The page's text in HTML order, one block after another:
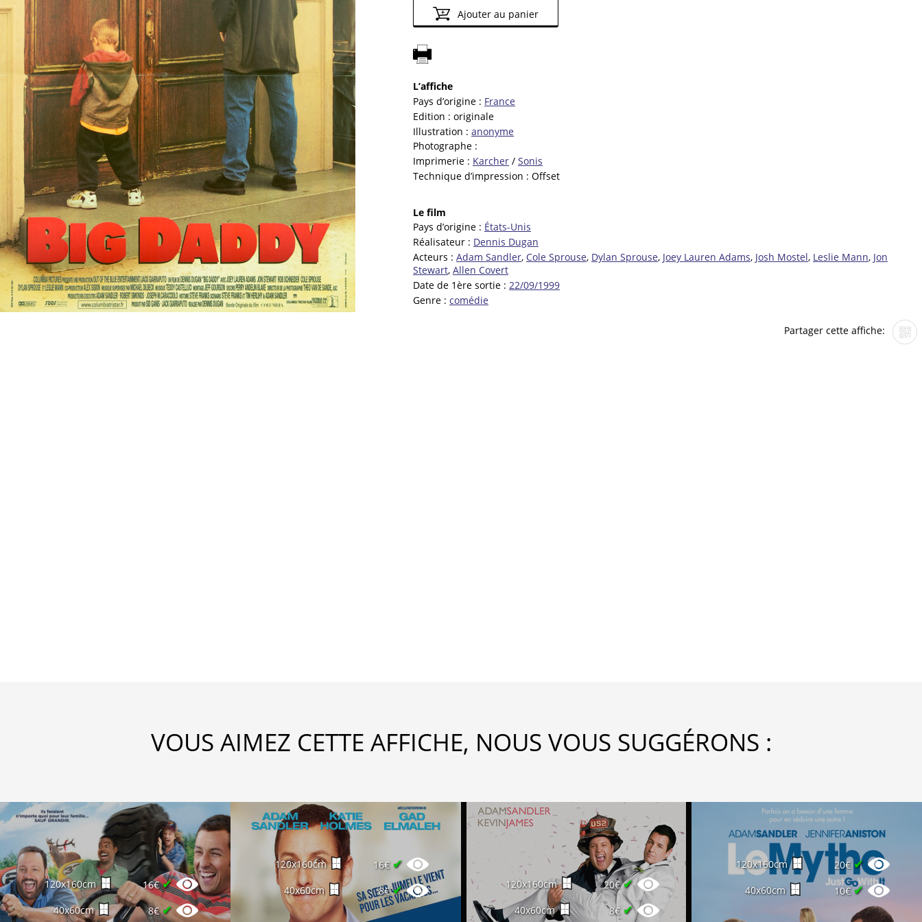
Ajouter au panier
L’affiche
Pays d’origine : France
Edition : originale
Illustration : anonyme
Photographe :
Imprimerie : Karcher / Sonis
Technique d’impression : Offset
Le film
Pays d’origine : États-Unis
Réalisateur : Dennis Dugan
Acteurs : Adam Sandler, Cole Sprouse, Dylan Sprouse, Joey Lauren Adams, Josh Mostel, Leslie Mann, Jon
Stewart, Allen Covert
Date de 1ère sortie : 22/09/1999
Genre : comédie
Partager cette affiche:
VOUS AIMEZ CETTE AFFICHE, NOUS VOUS SUGGÉRONS :
120x160cm 16€✔
40x60cm 8€✔
120x160cm 16€ ✔
40x60cm 8€✔ 120x160cm 20€✔
40x60cm 8€ ✔
120x160cm 20€✔
40x60cm 10€✔